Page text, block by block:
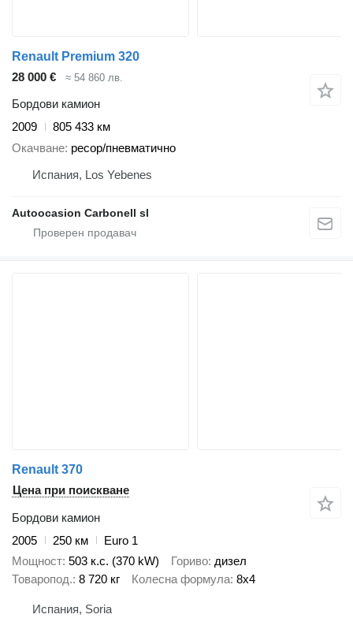
Renault Premium 320
28 000 €
≈ 54 860 лв.
Бордови камион
2009
805 433 км
Окачване ресор/пневматично
Испания, Los Yebenes
Autoocasion Carbonell sl
Renault 370
Цена при поискване
Бордови камион
2005
250 км
Euro 1
Мощност 503 к.с. (370 kW) Гориво дизел
Товаропод. 8 720 кг Колесна формула 8x4
Испания, Soria